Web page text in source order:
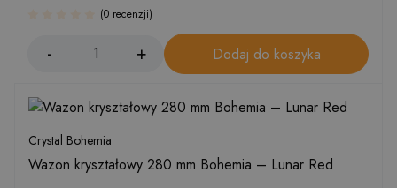
(0 recenzji)
Dodaj do koszyka
Crystal Bohemia
Wazon kryształowy 280 mm Bohemia – Lunar Red